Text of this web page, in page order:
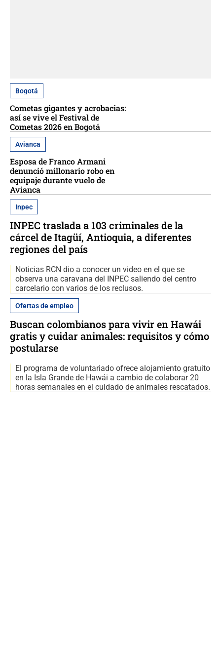
Bogotá
Cometas gigantes y acrobacias:
así se vive el Festival de
Cometas 2026 en Bogotá
Avianca
Esposa de Franco Armani
denunció millonario robo en
equipaje durante vuelo de
Avianca
Inpec
INPEC traslada a 103 criminales de la
cárcel de Itagüí, Antioquia, a diferentes
regiones del país
Noticias RCN dio a conocer un video en el que se
observa una caravana del INPEC saliendo del centro
carcelario con varios de los reclusos.
Ofertas de empleo
Buscan colombianos para vivir en Hawái
gratis y cuidar animales: requisitos y cómo
postularse
El programa de voluntariado ofrece alojamiento gratuito
en la Isla Grande de Hawái a cambio de colaborar 20
horas semanales en el cuidado de animales rescatados.